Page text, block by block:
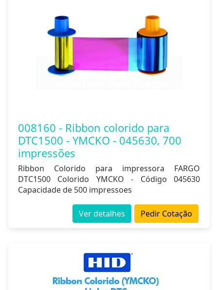
008160 - Ribbon colorido para
DTC1500 - YMCKO - 045630, 700
impressões
Ribbon Colorido para impressora FARGO
DTC1500 Colorido YMCKO - Código 045630
Capacidade de 500 impressoes
Pedir Cotação
Ver detalhes